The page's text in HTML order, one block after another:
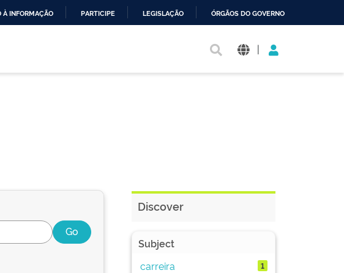
À INFORMAÇÃO PARTICIPE LEGISLAÇÃO ÓRGÃOS DO GOVERNO
|
Discover
Subject
carreira
1